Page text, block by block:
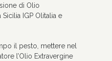
di Olio
IGP Olitalia e
il pesto, mettere nel
l’Olio Extravergine